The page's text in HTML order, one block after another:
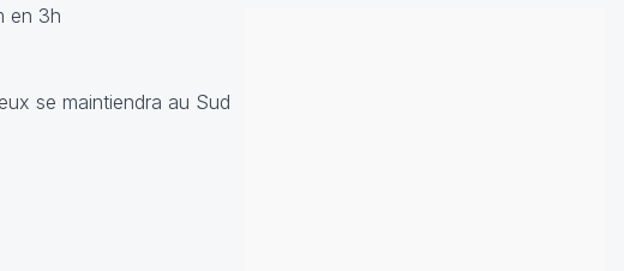
en 3h
se maintiendra au Sud